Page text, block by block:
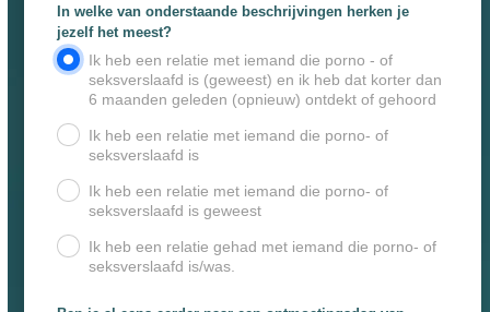
In welke van onderstaande beschrijvingen herken je
jezelf het meest?
.
Ik heb een relatie met iemand die porno - of
seksverslaafd is (geweest) en ik heb dat korter dan
6 maanden geleden (opnieuw) ontdekt of gehoord
Ik heb een relatie met iemand die porno- of
seksverslaafd is
Ik heb een relatie met iemand die porno- of
seksverslaafd is geweest
Ik heb een relatie gehad met iemand die porno- of
seksverslaafd is/was.